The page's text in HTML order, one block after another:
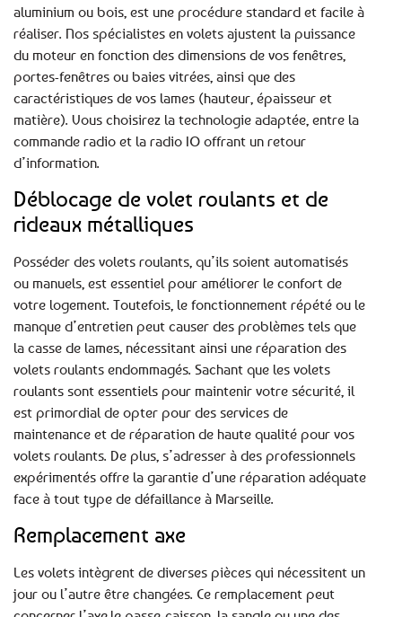
aluminium ou bois, est une procédure standard et facile à
réaliser. Nos spécialistes en volets ajustent la puissance
du moteur en fonction des dimensions de vos fenêtres,
portes-fenêtres ou baies vitrées, ainsi que des
caractéristiques de vos lames (hauteur, épaisseur et
matière). Vous choisirez la technologie adaptée, entre la
commande radio et la radio IO offrant un retour
d’information.
Déblocage de volet roulants et de
rideaux métalliques
Posséder des volets roulants, qu’ils soient automatisés
ou manuels, est essentiel pour améliorer le confort de
votre logement. Toutefois, le fonctionnement répété ou le
manque d’entretien peut causer des problèmes tels que
la casse de lames, nécessitant ainsi une réparation des
volets roulants endommagés. Sachant que les volets
roulants sont essentiels pour maintenir votre sécurité, il
est primordial de opter pour des services de
maintenance et de réparation de haute qualité pour vos
volets roulants. De plus, s’adresser à des professionnels
expérimentés offre la garantie d’une réparation adéquate
face à tout type de défaillance à Marseille.
Remplacement axe
Les volets intègrent de diverses pièces qui nécessitent un
jour ou l’autre être changées. Ce remplacement peut